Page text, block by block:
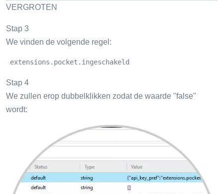
VERGROTEN
Stap 3
We vinden de volgende regel:
extensions.pocket.ingeschakeld
Stap 4
We zullen erop dubbelklikken zodat de waarde "false"
wordt: